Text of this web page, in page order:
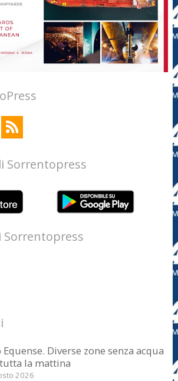
Sorrentopress
Sorrentopress
Equense. Diverse zone senza acqua
la mattina
2026